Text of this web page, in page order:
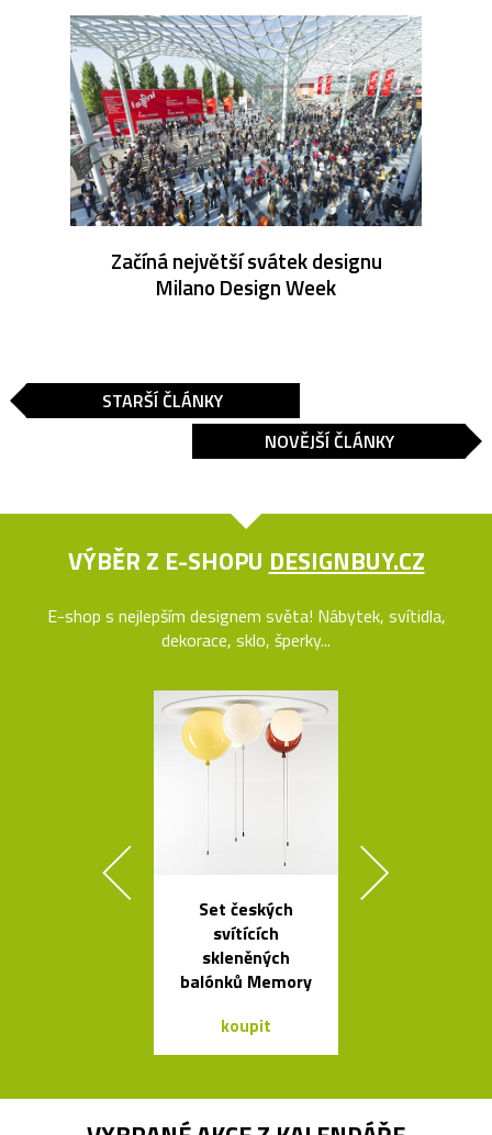
Začíná největší svátek designu
Milano Design Week
STARŠÍ ČLÁNKY
NOVĚJŠÍ ČLÁNKY
VÝBĚR Z E-SHOPU DESIGNBUY.CZ
E-shop s nejlepším designem světa! Nábytek, svítidla,
dekorace, sklo, šperky...
Set českých
svítících
skleněných
balónků Memory
koupit